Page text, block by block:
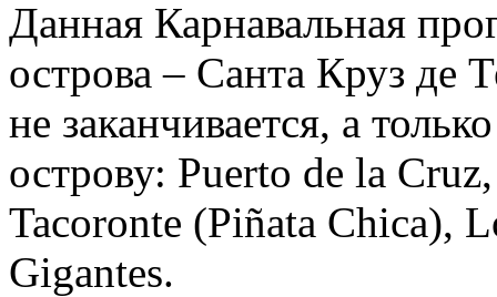
Данная Карнавальная
острова – Санта Круз де
не заканчивается, а
острову: Puerto de la
Tacoronte (Piñata Chica),
Gigantes.